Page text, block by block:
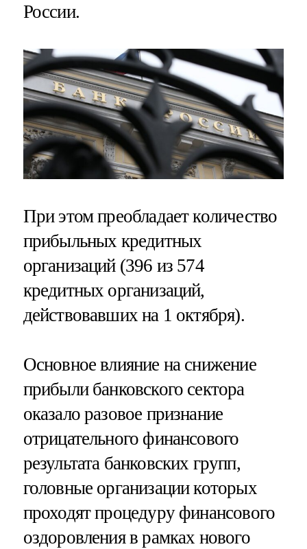
России.
При этом преобладает количество
прибыльных кредитных
организаций (396 из 574
кредитных организаций,
действовавших на 1 октября).
Основное влияние на снижение
прибыли банковского сектора
оказало разовое признание
отрицательного финансового
результата банковских групп,
головные организации которых
проходят процедуру финансового
оздоровления в рамках нового